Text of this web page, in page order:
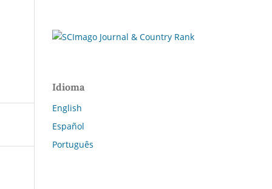
Idioma
English
Español
Português